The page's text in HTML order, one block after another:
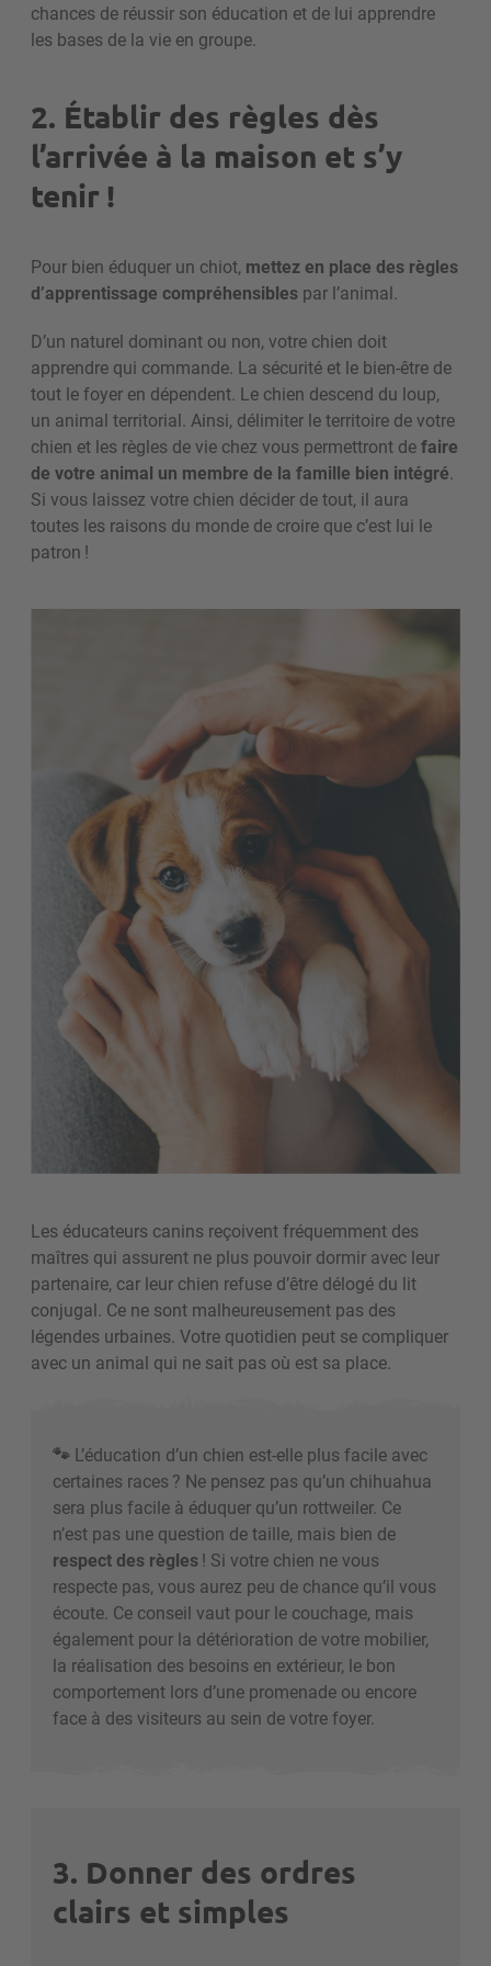
chances de réussir son éducation et de lui apprendre
les bases de la vie en groupe.
2. Établir des règles dès
l’arrivée à la maison et s’y
tenir !
Pour bien éduquer un chiot, mettez en place des règles
d’apprentissage compréhensibles par l’animal.
D’un naturel dominant ou non, votre chien doit
apprendre qui commande. La sécurité et le bien-être de
tout le foyer en dépendent. Le chien descend du loup,
un animal territorial. Ainsi, délimiter le territoire de votre
chien et les règles de vie chez vous permettront defaire
de votre animal un membre de la famille bien intégré.
Si vous laissez votre chien décider de tout, il aura
toutes les raisons du monde de croire que c’est lui le
patron !
Les éducateurs canins reçoivent fréquemment des
maîtres qui assurent ne plus pouvoir dormir avec leur
partenaire, car leur chien refuse d’être délogé du lit
conjugal. Ce ne sont malheureusement pas des
légendes urbaines. Votre quotidien peut se compliquer
avec un animal qui ne sait pas où est sa place.
🐾 L’éducation d’un chien est-elle plus facile avec
certaines races ? Ne pensez pas qu’un chihuahua
sera plus facile à éduquer qu’un rottweiler. Ce
n’est pas une question de taille, mais bien de
respect des règles! Si votre chien ne vous
respecte pas, vous aurez peu de chance qu’il vous
écoute. Ce conseil vaut pour le couchage, mais
également pour la détérioration de votre mobilier,
la réalisation des besoins en extérieur, le bon
comportement lors d’une promenade ou encore
face à des visiteurs au sein de votre foyer.
3. Donner des ordres
clairs et simples